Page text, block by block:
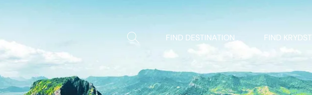
Vis/Skjul
søgning
FIND DESTINATION FIND